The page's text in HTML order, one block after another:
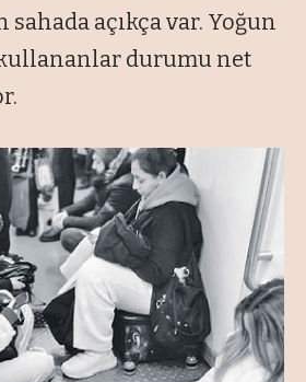
sahada açıkça var. Yoğun
durumu net